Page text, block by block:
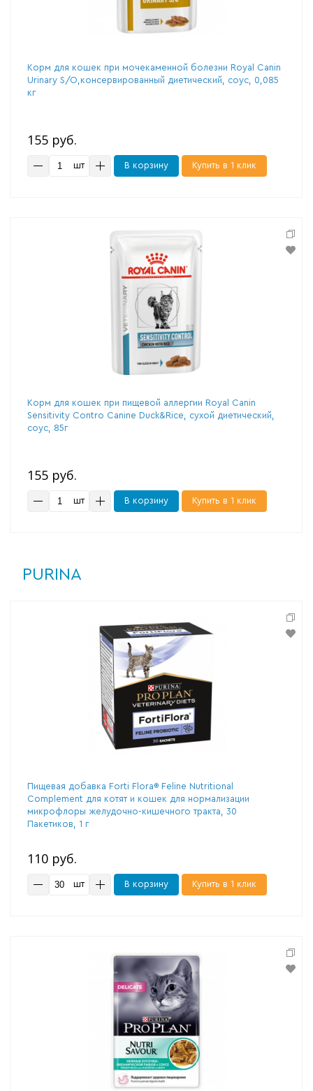
Корм для кошек при мочекаменной болезни Royal Canin
Urinary S/O,консервированный диетический, соус, 0,085
кг
155 руб.
шт В корзину Купить в 1 клик
Корм для кошек при пищевой аллергии Royal Canin
Sensitivity Contro Canine Duck&Rice, сухой диетический,
соус, 85г
155 руб.
шт В корзину Купить в 1 клик
PURINA
Пищевая добавка Forti Flora® Feline Nutritional
Complement для котят и кошек для нормализации
микрофлоры желудочно-кишечного тракта, 30
Пакетиков, 1 г
110 руб.
шт В корзину Купить в 1 клик